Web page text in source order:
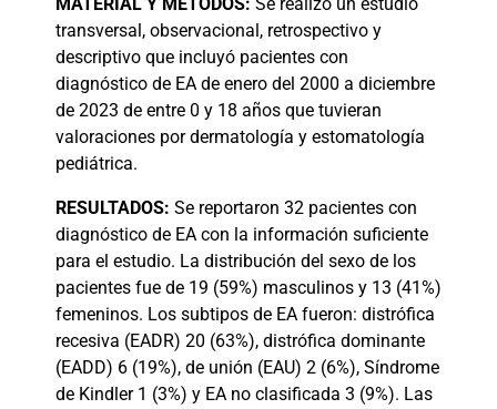
MATERIAL Y MÉTODOS: Se realizó un estudio
transversal, observacional, retrospectivo y
descriptivo que incluyó pacientes con
diagnóstico de EA de enero del 2000 a diciembre
de 2023 de entre 0 y 18 años que tuvieran
valoraciones por dermatología y estomatología
pediátrica.
RESULTADOS: Se reportaron 32 pacientes con
diagnóstico de EA con la información suficiente
para el estudio. La distribución del sexo de los
pacientes fue de 19 (59%) masculinos y 13 (41%)
femeninos. Los subtipos de EA fueron: distrófica
recesiva (EADR) 20 (63%), distrófica dominante
(EADD) 6 (19%), de unión (EAU) 2 (6%), Síndrome
de Kindler 1 (3%) y EA no clasificada 3 (9%). Las